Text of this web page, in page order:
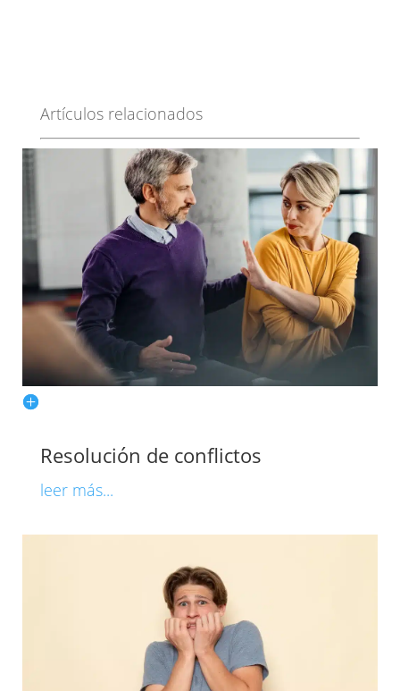
Artículos relacionados
Resolución de conflictos
leer más...